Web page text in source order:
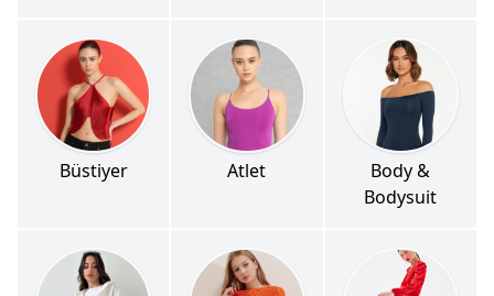
Büstiyer Atlet
Body &
Bodysuit